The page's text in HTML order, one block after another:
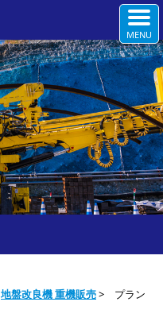
地盤改良機 重機販売>
プラン